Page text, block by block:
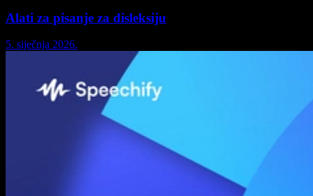
Alati za pisanje za disleksiju
5. siječnja 2026.